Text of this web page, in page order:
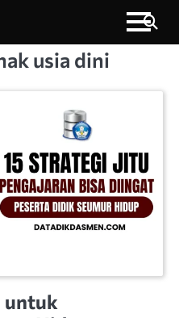
usia dini
untuk